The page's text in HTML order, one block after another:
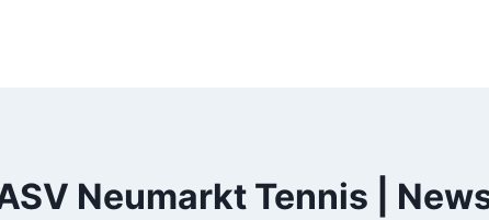
Neumarkt Tennis |